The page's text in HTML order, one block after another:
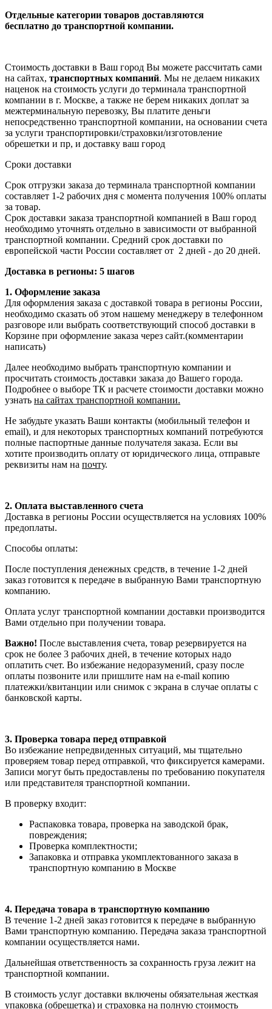
Отдельные категории товаров доставляются
бесплатно до транспортной компании.
Стоимость доставки в Ваш город Вы можете рассчитать сами
на сайтах, транспортных компаний. Мы не делаем никаких
наценок на стоимость услуги до терминала транспортной
компании в г. Москве, а также не берем никаких доплат за
межтерминальную перевозку, Вы платите деньги
непосредственно транспортной компании, на основании счета
за услуги транспортировки/страховки/изготовление
обрешетки и пр, и доставку ваш город
Сроки доставки
Срок отгрузки заказа до терминала транспортной компании
составляет 1-2 рабочих дня с момента получения 100% оплаты
за товар.
Срок доставки заказа транспортной компанией в Ваш город
необходимо уточнять отдельно в зависимости от выбранной
транспортной компании. Средний срок доставки по
европейской части России составляет от 2 дней - до 20 дней.
Доставка в регионы: 5 шагов
1. Оформление заказа
Для оформления заказа с доставкой товара в регионы России,
необходимо сказать об этом нашему менеджеру в телефонном
разговоре или выбрать соответствующий способ доставки в
Корзине при оформление заказа через сайт.(комментарии
написать)
Далее необходимо выбрать транспортную компании и
просчитать стоимость доставки заказа до Вашего города.
Подробнее о выборе ТК и расчете стоимости доставки можно
узнать на сайтах транспортной компании.
Не забудьте указать Ваши контакты (мобильный телефон и
email), и для некоторых транспортных компаний потребуются
полные паспортные данные получателя заказа. Если вы
хотите производить оплату от юридического лица, отправьте
реквизиты нам на почту.
2. Оплата выставленного счета
Доставка в регионы России осуществляется на условиях 100%
предоплаты.
Способы оплаты:
После поступления денежных средств, в течение 1-2 дней
заказ готовится к передаче в выбранную Вами транспортную
компанию.
Оплата услуг транспортной компании доставки производится
Вами отдельно при получении товара.
Важно! После выставления счета, товар резервируется на
срок не более 3 рабочих дней, в течение которых надо
оплатить счет. Во избежание недоразумений, сразу после
оплаты позвоните или пришлите нам на e-mail копию
платежки/квитанции или снимок с экрана в случае оплаты с
банковской карты.
3. Проверка товара перед отправкой
Во избежание непредвиденных ситуаций, мы тщательно
проверяем товар перед отправкой, что фиксируется камерами.
Записи могут быть предоставлены по требованию покупателя
или представителя транспортной компании.
В проверку входит:
Распаковка товара, проверка на заводской брак,
повреждения;
Проверка комплектности;
Запаковка и отправка укомплектованного заказа в
транспортную компанию в Москве
4. Передача товара в транспортную компанию
В течение 1-2 дней заказ готовится к передаче в выбранную
Вами транспортную компанию. Передача заказа транспортной
компании осуществляется нами.
Дальнейшая ответственность за сохранность груза лежит на
транспортной компании.
В стоимость услуг доставки включены обязательная жесткая
упаковка (обрешетка) и страховка на полную стоимость